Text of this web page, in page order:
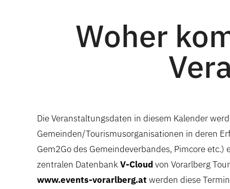
Woher
Die Veranstaltungsdaten in diesem Kalender
Gemeinden/Tourismusorganisationen in deren
Gem2Go des Gemeindeverbandes, Pimcore
zentralen DatenbankV-Cloudvon Vorarlberg
www.events-vorarlberg.at werden diese